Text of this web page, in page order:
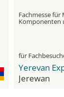
Fachmesse für
Komponenten
für
Yerevan
Jerewan